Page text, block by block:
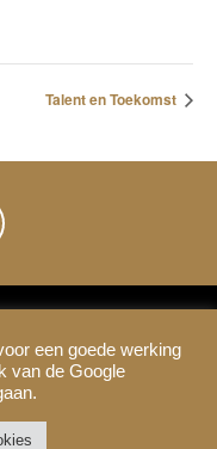
Talent en Toekomst
2021
Cookies
een goede werking
van de Google